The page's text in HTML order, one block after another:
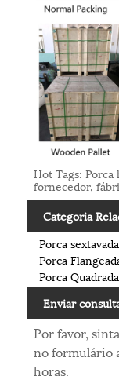
Hot Tags:
fornecedor,
Categoria
Porca
Porca
Porca Quadrada
Enviar
Por favor,
no formulário
horas.